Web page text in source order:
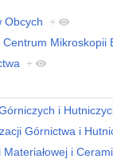
Obcych
+
Mikroskopii
+
i
Górnictwa i
Materiałowej i